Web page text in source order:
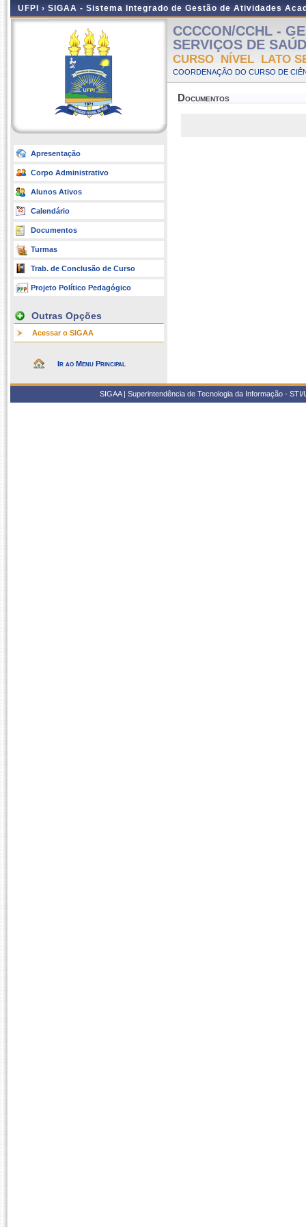
UFPI › SIGAA - Sistema Integrado de Gestão de Atividades
Apresentação
Corpo Administrativo
Alunos Ativos
Calendário
Documentos
Turmas
Trab. de Conclusão de Curso
Projeto Político Pedagógico
Outras Opções
Acessar o SIGAA
Ir ao Menu Principal
CCCCON/CCHL -
SERVIÇOS DE
CURSO NÍVEL LATO
COORDENAÇÃO DO CURSO DE
Documentos
SIGAA | Superintendência de Tecnologia da Informação -